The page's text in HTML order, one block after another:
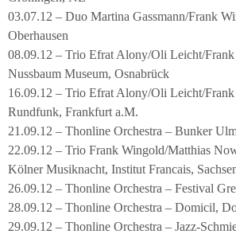
03.07.12 – Duo Martina Gassmann/Frank
Oberhausen
08.09.12 – Trio Efrat Alony/Oli Leicht/
Nussbaum Museum, Osnabrück
16.09.12 – Trio Efrat Alony/Oli Leicht/
Rundfunk, Frankfurt a.M.
21.09.12 – Thonline Orchestra – Bunker
22.09.12 – Trio Frank Wingold/Matthias
Kölner Musiknacht, Institut Francais,
26.09.12 – Thonline Orchestra – Festival
28.09.12 – Thonline Orchestra – Domicil,
29.09.12 – Thonline Orchestra – Jazz-